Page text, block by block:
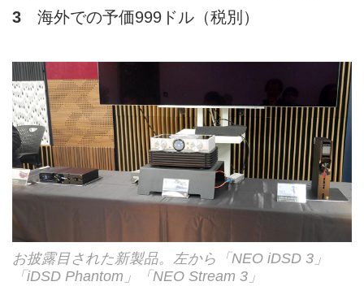
3 海外での予価999ドル（税別）
お披露目された新製品。左から「NEO iDSD 3」
「iDSD Phantom」「NEO Stream 3」